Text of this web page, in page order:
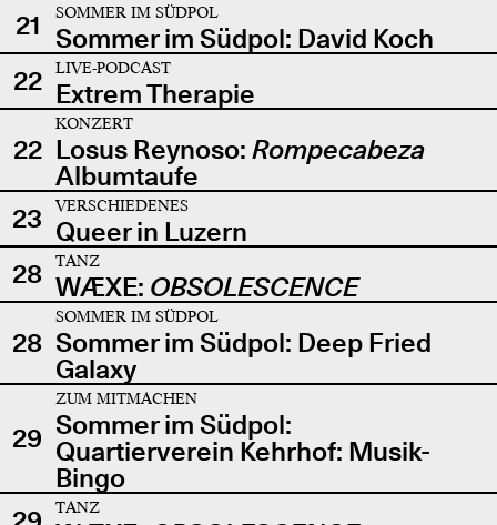
21
SOMMER IM SÜDPOL
Sommer im Südpol: David Koch
22
LIVE-PODCAST
Extrem Therapie
22
KONZERT
Losus Reynoso: Rompecabeza
Albumtaufe
23
VERSCHIEDENES
Queer in Luzern
28
TANZ
WÆXE: OBSOLESCENCE
28
SOMMER IM SÜDPOL
Sommer im Südpol: Deep Fried
Galaxy
29
ZUM MITMACHEN
Sommer im Südpol:
Quartierverein Kehrhof: Musik-
Bingo
TANZ